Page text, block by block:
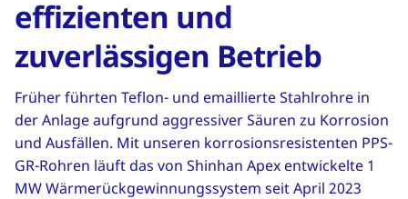
effizienten und
zuverlässigen Betrieb
Früher führten Teflon- und emaillierte Stahlrohre in
der Anlage aufgrund aggressiver Säuren zu Korrosion
und Ausfällen. Mit unseren korrosionsresistenten PPS-
GR-Rohren läuft das von Shinhan Apex entwickelte 1
MW Wärmerückgewinnungssystem seit April 2023